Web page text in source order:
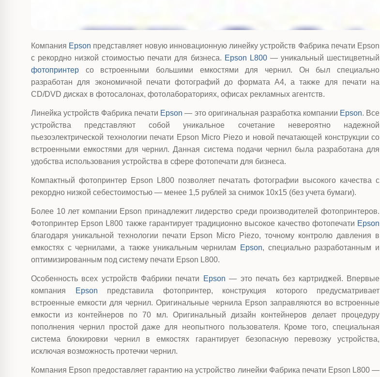
Компания Epson представляет новую инновационную линейку устройств Фабрика печати Epson
с рекордно низкой стоимостью печати для бизнеса. Epson L800— уникальный шестицветный
фотопринтер со встроенными большими емкостями для чернил. Он был специально
разработан для экономичной печати фотографий до формата А4, а также для печати на
СD/DVD дисках в фотосалонах, фотолабораториях, офисах рекламных агентств.
Линейка устройств Фабрика печати Epson — это оригинальная разработка компании Epson. Все
устройства представляют собой уникальное сочетание невероятно надежной
пьезоэлектрической технологии печати Epson Micro Piezo и новой печатающей конструкции со
встроенными емкостями для чернил. Данная система подачи чернил была разработана для
удобства использования устройства в сфере фотопечати для бизнеса.
Компактный фотопринтер Epson L800 позволяет печатать фотографии высокого качества с
рекордно низкой себестоимостью — менее 1,5 рублей за снимок 10х15 (без учета бумаги).
Более 10 лет компании Epson принадлежит лидерство среди производителей фотопринтеров.
Фотопринтер Epson L800 также гарантирует традиционно высокое качество фотопечати Epson
благодаря уникальной технологии печати Epson Micro Piezo, точному контролю давления в
емкостях с чернилами, а также уникальным чернилам
Epson, специально разработанным и
оптимизированным под систему печати Epson L800.
Особенность всех устройств Фабрики печати Epson — это печать без картриджей. Впервые
компания
Epson представила фотопринтер, конструкция которого предусматривает
встроенные емкости для чернил. Оригинальные чернила Epson заправляются во встроенные
емкости из контейнеров по 70 мл. Оригинальный дизайн контейнеров делает процедуру
пополнения чернил простой даже для неопытного пользователя. Кроме того, специальная
система блокировки чернил в емкостях гарантирует безопасную перевозку устройства,
исключая возможность протечки чернил.
Компания Epson предоставляет гарантию на устройство линейки Фабрика печати Epson L800 —